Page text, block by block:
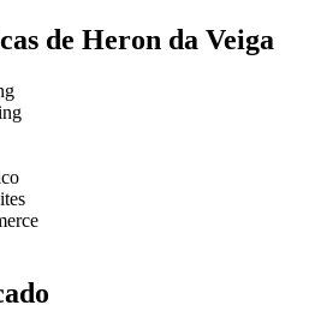
de Heron da Veiga